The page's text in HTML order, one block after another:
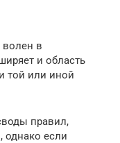
волен в
и область
той или иной
правил,
однако если